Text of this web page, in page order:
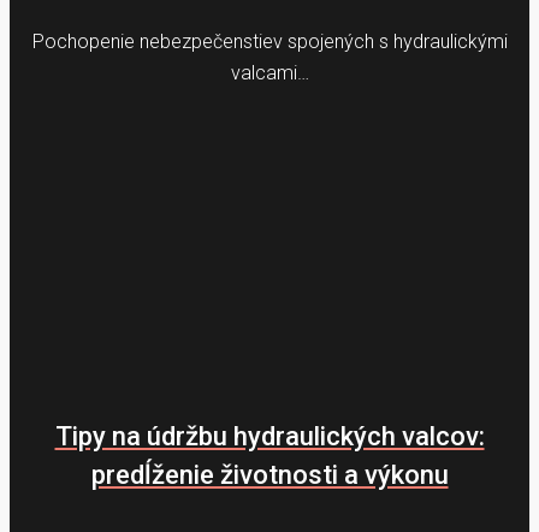
Pochopenie nebezpečenstiev spojených s hydraulickými
valcami…
Tipy na údržbu hydraulických valcov:
predĺženie životnosti a výkonu